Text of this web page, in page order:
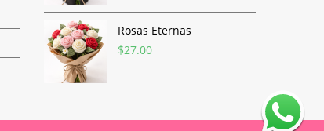
Rosas Eternas
$27.00